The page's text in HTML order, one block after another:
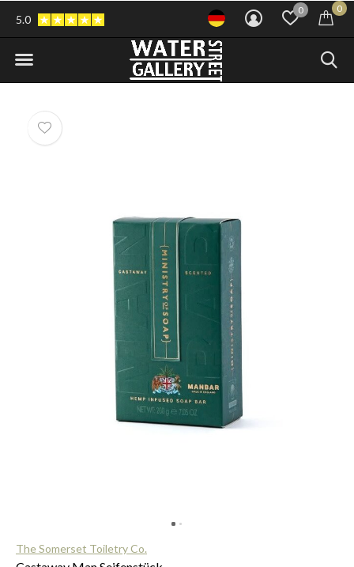
0 0
5.0
The Somerset Toiletry Co.